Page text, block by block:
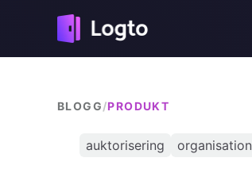
BLOGG/PRODUKT
auktorisering organisation